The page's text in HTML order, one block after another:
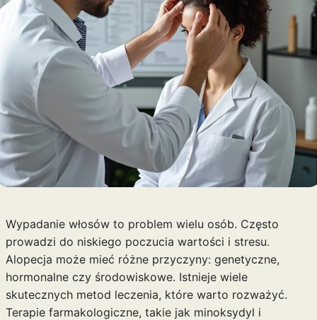
Wypadanie włosów to problem wielu osób. Często
prowadzi do niskiego poczucia wartości i stresu.
Alopecja może mieć różne przyczyny: genetyczne,
hormonalne czy środowiskowe. Istnieje wiele
skutecznych metod leczenia, które warto rozważyć.
Terapie farmakologiczne, takie jak minoksydyl i